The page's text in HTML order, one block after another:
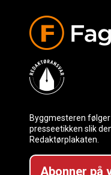
Byggmesteren
presseetikken slik
Redaktørplakaten.
Abonner på